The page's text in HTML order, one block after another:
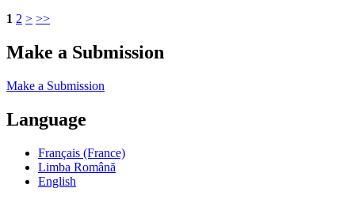
1 2 > >>
Make a Submission
Make a Submission
Language
Français (France)
Limba Română
English